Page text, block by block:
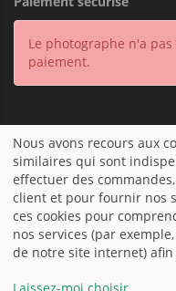
Le photographe n'a
paiement.
Accueil|Mentions légales
d’utilisation|Boutique
Nous avons recours aux
similaires qui sont
effectuer des
client et pour fournir nos
ces cookies pour
nos services (par
de notre site internet)